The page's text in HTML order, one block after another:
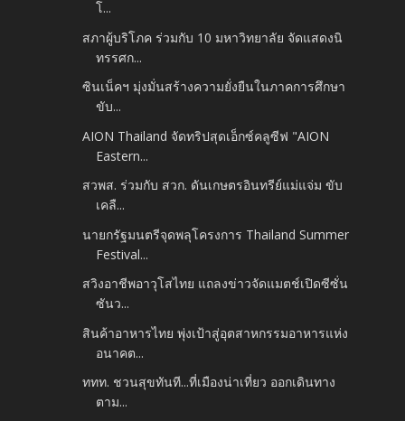
โ...
สภาผู้บริโภค ร่วมกับ 10 มหาวิทยาลัย จัดแสดงนิ
ทรรศก...
ซินเน็คฯ มุ่งมั่นสร้างความยั่งยืนในภาคการศึกษา
ขับ...
AION Thailand จัดทริปสุดเอ็กซ์คลูซีฟ "AION
Eastern...
สวพส. ร่วมกับ สวก. ดันเกษตรอินทรีย์แม่แจ่ม ขับ
เคลื...
นายกรัฐมนตรีจุดพลุโครงการ Thailand Summer
Festival...
สวิงอาชีพอาวุโสไทย แถลงข่าวจัดแมตช์เปิดซีซั่น
ซันว...
สินค้าอาหารไทย พุ่งเป้าสู่อุตสาหกรรมอาหารแห่ง
อนาคต...
ททท. ชวนสุขทันที...ที่เมืองน่าเที่ยว ออกเดินทาง
ตาม...